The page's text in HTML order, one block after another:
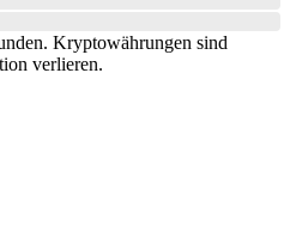
Kryptowährungen sind
verlieren.